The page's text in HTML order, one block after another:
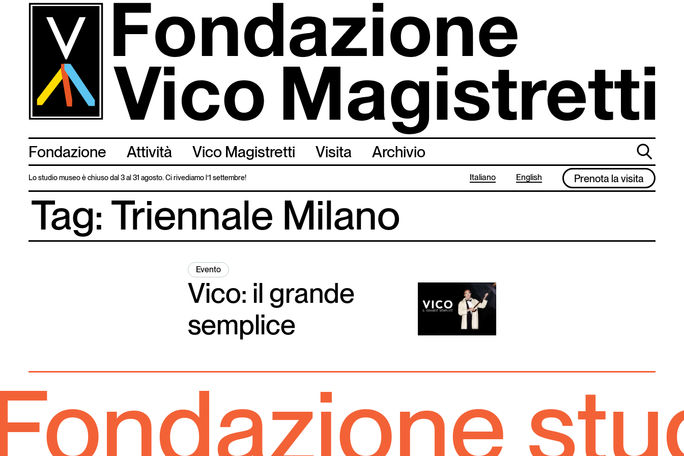
Fondazione Attività Vico Magistretti Visita Archivio cerca
Lo studio museo è chiuso dal 3 al 31 agosto. Ci rivediamo l’1 settembre! Italiano English Prenota la visita
Tag: Triennale Milano
Evento
Vico: il grande
semplice